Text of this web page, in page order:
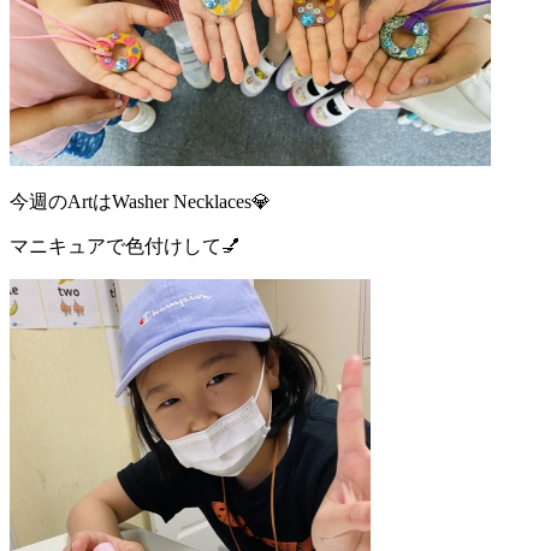
今週のArtはWasher Necklaces💎
マニキュアで色付けして💅